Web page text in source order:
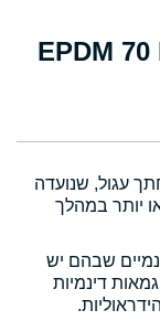
עגול, שנועדה
יותר במהלך
שבהם יש
דינמיות